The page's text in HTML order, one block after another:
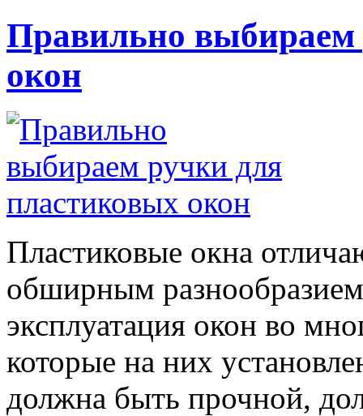
Правильно выбираем
окон
Пластиковые окна
обширным
эксплуатация окон во
которые на них
должна быть прочной,